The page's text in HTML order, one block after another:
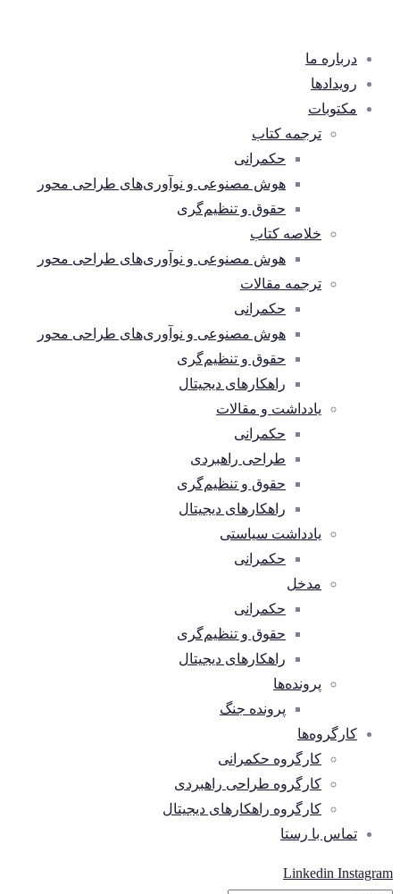
درباره ما
رویدادها
مکتوبات
ترجمه کتاب
حکمرانی
هوش مصنوعی و نوآوری‌های طراحی محور
حقوق و تنظیم‌گری
خلاصه کتاب
هوش مصنوعی و نوآوری‌های طراحی محور
ترجمه مقالات
حکمرانی
هوش مصنوعی و نوآوری‌های طراحی محور
حقوق و تنظیم‌گری
راهکارهای دیجیتال
یادداشت و مقالات
حکمرانی
طراحی راهبردی
حقوق و تنظیم‌گری
راهکارهای دیجیتال
یادداشت سیاستی
حکمرانی
مدخل
حکمرانی
حقوق و تنظیم‌گری
راهکارهای دیجیتال
پرونده‌ها
پرونده جنگ
کارگروه‌ها
کارگروه حکمرانی
کارگروه طراحی راهبردی
کارگروه راهکارهای دیجیتال
تماس با رستا
Linkedin Instagram